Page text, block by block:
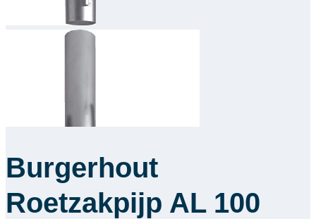
Burgerhout
Roetzakpijp AL 100